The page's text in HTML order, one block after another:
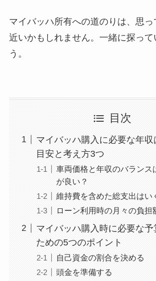
マイバッハ所有への道のりは、思っ
近いかもしれません。一緒に探って
う。
目次
マイバッハ購入に必要な年収
目安と考え方3つ
車両価格と年収のバランス
が良い？
維持費を含めた総支出はい
ローン利用時の月々の負担
マイバッハ購入時に必要な予
ための5つのポイント
自己資金の割合を決める
頭金を準備する